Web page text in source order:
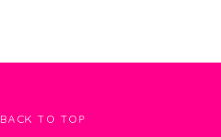
BACK TO TOP